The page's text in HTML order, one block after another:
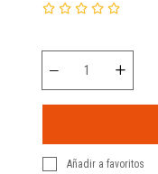
Añadir a favoritos